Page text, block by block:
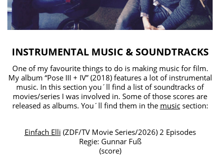
INSTRUMENTAL MUSIC & SOUNDTRACKS
One of my favourite things to do is making music for film.
My album “Pose III + IV” (2018) features a lot of instrumental
music. In this section you´ll find a list of soundtracks of
movies/series I was involved in. Some of those scores are
released as albums. You´ll find them in the musicsection:
Einfach Elli (ZDF/TV Movie Series/2026) 2 Episodes
Regie: Gunnar Fuß
(score)